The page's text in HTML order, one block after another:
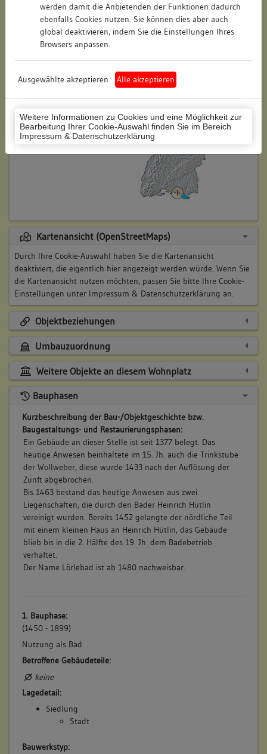
werden damit die Anbietenden der Funktionen dadurch
ebenfalls Cookies nutzen. Sie können dies aber auch
global deaktivieren, indem Sie die Einstellungen Ihres
Browsers anpassen.
Ausgewählte akzeptieren Alle akzeptieren
Weitere Informationen zu Cookies und eine Möglichkeit zur
Bearbeitung Ihrer Cookie-Auswahl finden Sie im Bereich
Impressum & Datenschutzerklärung
Konstanz (Landkreis)
Wohnplatzschlüssel: 8335043012
Flurstücknummer: 90
Historischer Straßenname: keiner
Lage des Wohnplatzes:
Kartenansicht (OpenStreetMaps)
Durch Ihre Cookie-Auswahl haben Sie die Kartenansicht
deaktiviert, die eigentlich hier angezeigt werden würde. Wenn Sie
die Kartenansicht nutzen möchten, passen Sie bitte Ihre Cookie-
Einstellungen unter Impressum & Datenschutzerklärung an.
Objektbeziehungen
Umbauzuordnung
Weitere Objekte an diesem Wohnplatz
Bauphasen
Kurzbeschreibung der Bau-/Objektgeschichte bzw.
Baugestaltungs- und Restaurierungsphasen:
Ein Gebäude an dieser Stelle ist seit 1377 belegt. Das
heutige Anwesen beinhaltete im 15. Jh. auch die Trinkstube
der Wollweber, diese wurde 1433 nach der Auflösung der
Zunft abgebrochen.
Bis 1463 bestand das heutige Anwesen aus zwei
Liegenschaften, die durch den Bader Heinrich Hütlin
vereinigt wurden. Bereits 1452 gelangte der nördliche Teil
mit einem kleinen Haus an Heinrich Hütlin, das Gebäude
blieb bis in die 2. Hälfte des 19. Jh. dem Badebetrieb
verhaftet.
Der Name Lörlebad ist ab 1480 nachweisbar.
1. Bauphase:
(1450 - 1899)
Nutzung als Bad
Betroffene Gebäudeteile:
keine
Lagedetail:
Siedlung
Stadt
Bauwerkstyp: